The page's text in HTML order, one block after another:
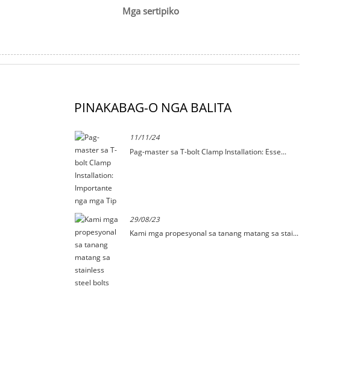
Mga sertipiko
PINAKABAG-O NGA BALITA
makaapekto
11/11/24
Pag-master sa T-bolt Clamp Installation: Esse...
29/08/23
Kami mga propesyonal sa tanang matang sa stai...